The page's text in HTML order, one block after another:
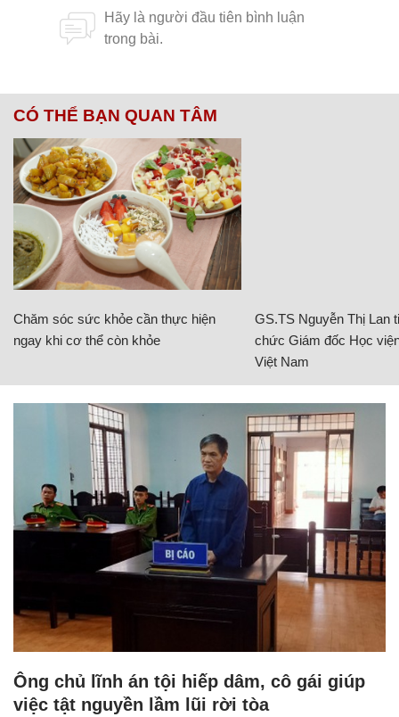
CÓ THỂ BẠN QUAN TÂM
Chăm sóc sức khỏe cần thực hiện
ngay khi cơ thể còn khỏe
GS.TS Nguyễn Thị Lan
chức Giám đốc Học
Việt Nam
Ông chủ lĩnh án tội hiếp dâm, cô gái giúp
việc tật nguyền lầm lũi rời tòa